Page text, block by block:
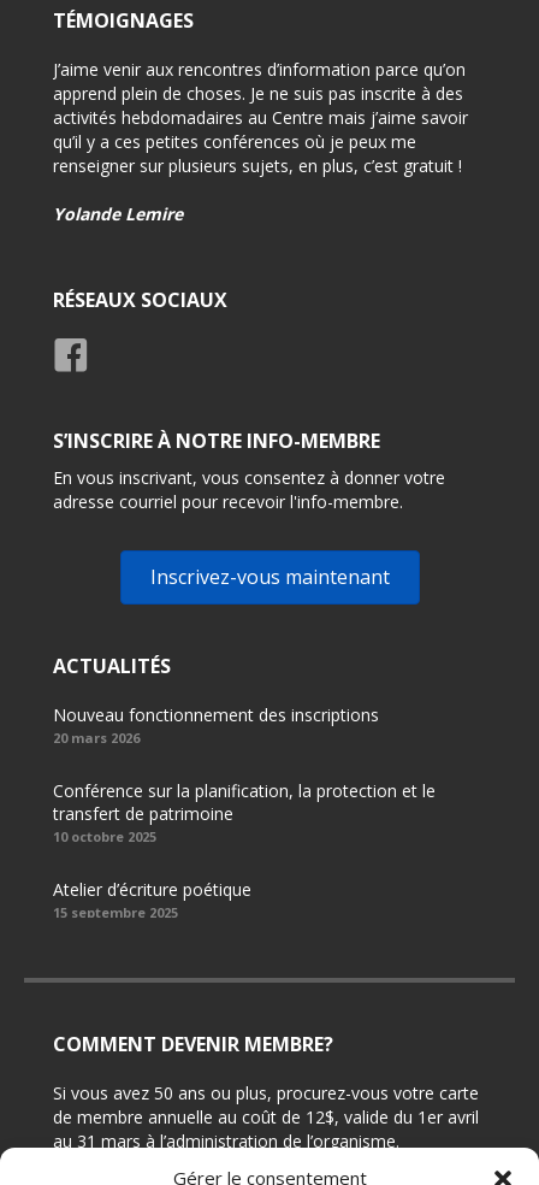
Gérer le consentement
TÉMOIGNAGES
J’aime venir aux rencontres d’information parce qu’on
apprend plein de choses. Je ne suis pas inscrite à des
activités hebdomadaires au Centre mais j’aime savoir
qu’il y a ces petites conférences où je peux me
renseigner sur plusieurs sujets, en plus, c’est gratuit !
Yolande Lemire
RÉSEAUX SOCIAUX
S’INSCRIRE À NOTRE INFO-MEMBRE
En vous inscrivant, vous consentez à donner votre
adresse courriel pour recevoir l'info-membre.
Inscrivez-vous maintenant
ACTUALITÉS
Nouveau fonctionnement des inscriptions
20 mars 2026
Conférence sur la planification, la protection et le
transfert de patrimoine
10 octobre 2025
Atelier d’écriture poétique
15 septembre 2025
COMMENT DEVENIR MEMBRE?
Si vous avez 50 ans ou plus, procurez-vous votre carte
de membre annuelle au coût de 12$, valide du 1er avril
au 31 mars à l’administration de l’organisme.